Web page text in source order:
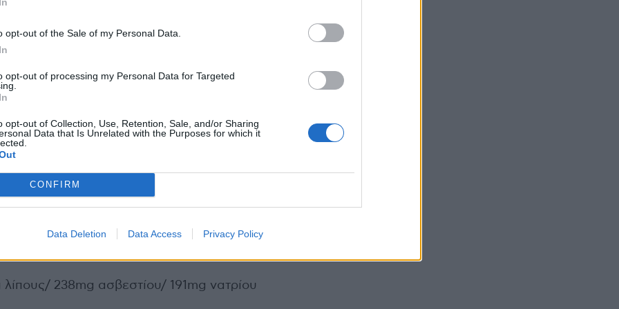
opt-out of the Sale of my Personal Data.
opt-out of processing my Personal Data for Targeted
opt-out of Collection, Use, Retention, Sale, and/or Sharing
Data that Is Unrelated with the Purposes for which it
CONFIRM
Data Deletion Data Access Privacy Policy
λοιπόν είτε τυριά που είναι από τη φύση
Αυτές οι επιλογές μπορούν να ωφελήσουν
πρέπει για λόγους υγείας να μειώσουν τη
πρέπει να μένει εκτεθειμένο στον αέρα, αλλά
συσκευασία του. Όταν η συσκευασία ανοιχτεί
αποθηκεύεται μέσα σε κάποιο πλαστικό σκεύος
τον αέρα και προκληθούν αλλοιώσεις.
238mg ασβεστίου/ 191mg νατρίου